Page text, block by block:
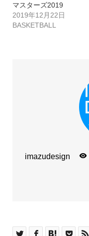
マスターズ2019
2019年12月22日
BASKETBALL
imazudesign